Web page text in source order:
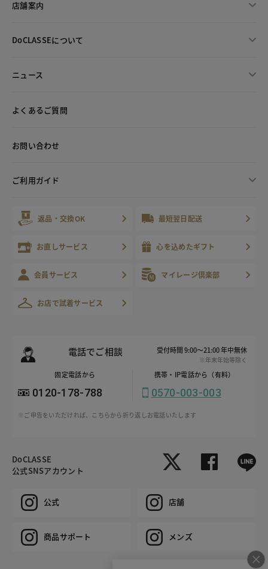
店舗案内
DoCLASSEについて
ニュース
よくあるご質問
お問い合わせ
ご利用ガイド
返品・交換OK 最短翌日配送
お直しサービス 心を込めたギフト
会員サービス マイレージ倶楽部
お店で試着サービス
電話でご相談 受付時間 9:00～21:00 年中無休
※年末年始等除く
固定電話から
0120-178-788
携帯・IP電話から（有料）
0570-003-003
※ご申告をいただければ、こちらから折り返しお電話いたします
DoCLASSE
公式SNSアカウント
公式 店舗
商品サポート メンズ